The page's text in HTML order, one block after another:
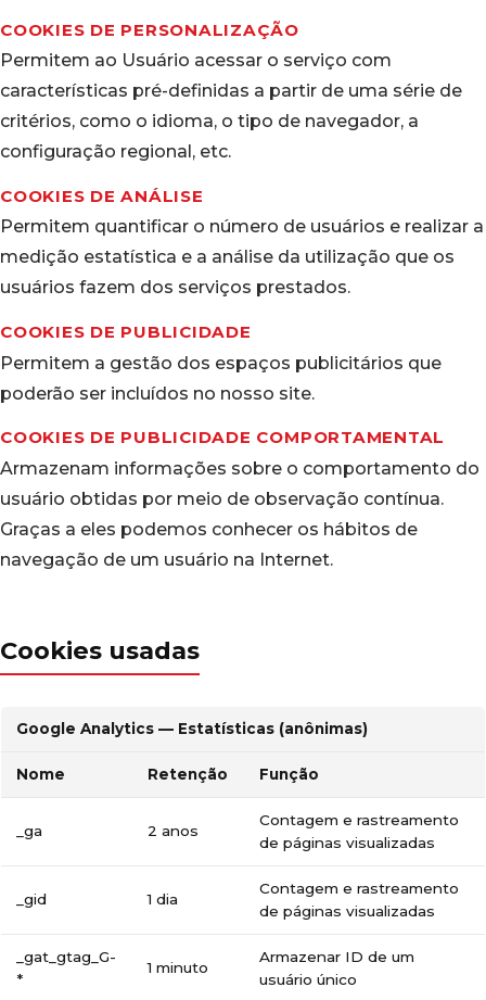
COOKIES DE PERSONALIZAÇÃO
Permitem ao Usuário acessar o serviço com
características pré-definidas a partir de uma série de
critérios, como o idioma, o tipo de navegador, a
configuração regional, etc.
COOKIES DE ANÁLISE
Permitem quantificar o número de usuários e realizar a
medição estatística e a análise da utilização que os
usuários fazem dos serviços prestados.
COOKIES DE PUBLICIDADE
Permitem a gestão dos espaços publicitários que
poderão ser incluídos no nosso site.
COOKIES DE PUBLICIDADE COMPORTAMENTAL
Armazenam informações sobre o comportamento do
usuário obtidas por meio de observação contínua.
Graças a eles podemos conhecer os hábitos de
navegação de um usuário na Internet.
Cookies usadas
Google Analytics — Estatísticas (anônimas)
Nome Retenção Função
_ga 2 anos
Contagem e rastreamento
de páginas visualizadas
_gid 1 dia
Contagem e rastreamento
de páginas visualizadas
_gat_gtag_G-
*
1 minuto
Armazenar ID de um
usuário único